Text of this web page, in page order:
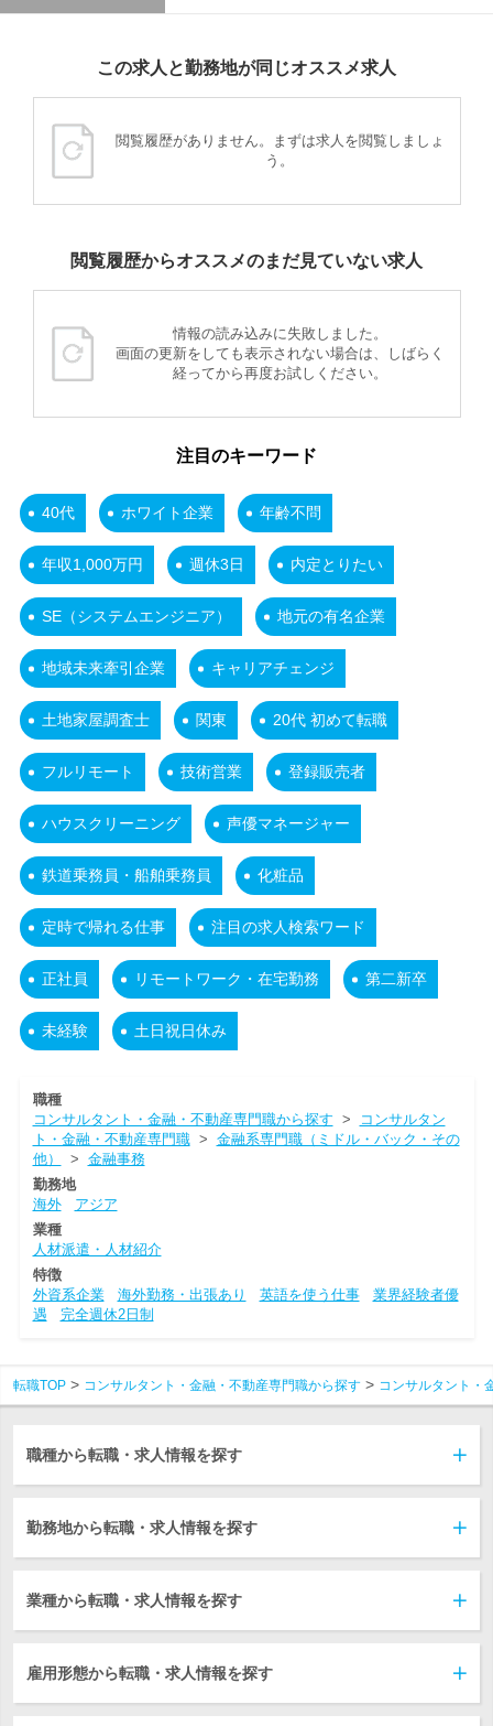
この求人と勤務地が同じオススメ求人
閲覧履歴がありません。まずは求人を閲覧しましょ
う。
閲覧履歴からオススメのまだ見ていない求人
情報の読み込みに失敗しました。
画面の更新をしても表示されない場合は、しばらく
経ってから再度お試しください。
注目のキーワード
40代 ホワイト企業 年齢不問
年収1,000万円 週休3日 内定とりたい
SE（システムエンジニア） 地元の有名企業
地域未来牽引企業 キャリアチェンジ
土地家屋調査士 関東 20代 初めて転職
フルリモート 技術営業 登録販売者
ハウスクリーニング 声優マネージャー
鉄道乗務員・船舶乗務員 化粧品
定時で帰れる仕事 注目の求人検索ワード
正社員 リモートワーク・在宅勤務 第二新卒
未経験 土日祝日休み
職種
コンサルタント・金融・不動産専門職から探す >
コンサルタン
ト・金融・不動産専門職> 金融系専門職（ミドル・バック・その
他）
> 金融事務
勤務地
海外
アジア
業種
人材派遣・人材紹介
特徴
外資系企業
海外勤務・出張あり 英語を使う仕事
業界経験者優
遇
完全週休2日制
転職TOP コンサルタント・金融・不動産専門職から探す コンサルタント・
職種から転職・求人情報を探す
勤務地から転職・求人情報を探す
業種から転職・求人情報を探す
雇用形態から転職・求人情報を探す